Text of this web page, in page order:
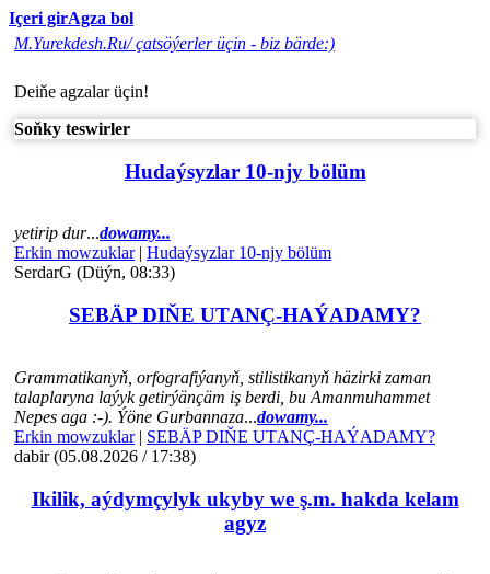
Içeri girAgza bol
M.Yurekdesh.Ru/ çatsöýerler üçin - biz bärde:)
Deiňe agzalar üçin!
Soňky teswirler
Hudaýsyzlar 10-njy bölüm
yetirip dur...dowamy...
Erkin mowzuklar| Hudaýsyzlar 10-njy bölüm
SerdarG (Düýn, 08:33)
SEBÄP DIŇE UTАNÇ-HАÝADАMY?
Grammatikanyň, orfografiýanyň, stilistikanyň häzirki zaman
talaplaryna laýyk getirýänçäm iş berdi, bu Amanmuhammet
Nepes aga :-). Ýöne Gurbannaza...dowamy...
Erkin mowzuklar| SEBÄP DIŇE UTАNÇ-HАÝADАMY?
dabir (05.08.2026 / 17:38)
Ikilik, aýdymçylyk ukyby we ş.m. hakda kelam
agyz